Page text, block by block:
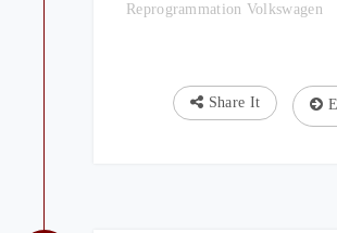
Reprogrammation Volkswagen
Share It